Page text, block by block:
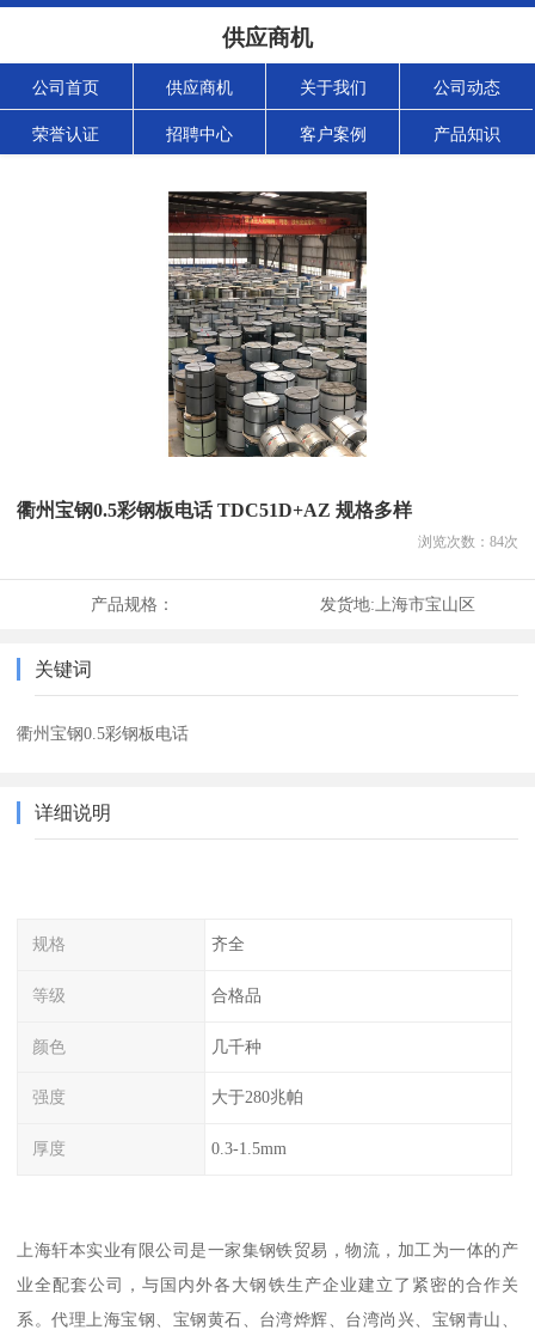
供应商机
公司首页 供应商机 关于我们 公司动态
荣誉认证 招聘中心 客户案例 产品知识
衢州宝钢0.5彩钢板电话 TDC51D+AZ 规格多样
浏览次数： 84次
产品规格： 发货地: 上海市宝山区
关键词
衢州宝钢0.5彩钢板电话
详细说明
规格 齐全
等级 合格品
颜色 几千种
强度 大于280兆帕
厚度 0.3-1.5mm
上海轩本实业有限公司是一家集钢铁贸易，物流，加工为一体的产
业全配套公司，与国内外各大钢铁生产企业建立了紧密的合作关
系。代理上海宝钢、宝钢黄石、台湾烨辉、台湾尚兴、宝钢青山、